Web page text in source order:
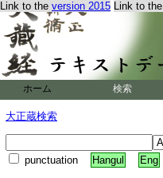
Link to the version 2015 Link to the
ホーム 検索
大正蔵検索
punctuation Hangul Eng